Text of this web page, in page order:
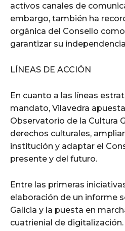
activos canales de
embargo, también ha
orgánica del Consello
garantizar su
LÍNEAS DE ACCIÓN
En cuanto a las líneas
mandato, Vilavedra
Observatorio de la Cultura
derechos culturales,
institución y adaptar el
presente y del futuro.
Entre las primeras
elaboración de un informe
Galicia y la puesta en
cuatrienial de digitalización.